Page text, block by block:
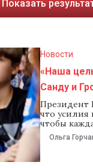
Показать
Новости
«Наша
Санду и
Президент
что усилия
чтобы
вОльга